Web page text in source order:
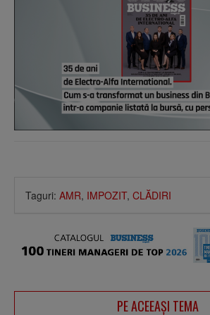
Taguri: AMR, IMPOZIT, CLĂDIRI
PE ACEEAŞI TEMA